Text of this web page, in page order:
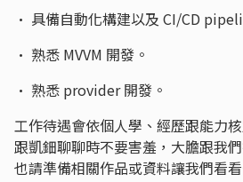
• 具備自動化構建以及 CI/CD
• 熟悉 MVVM 開發。
• 熟悉 provider 開發。
工作待遇會依個人學、經歷跟能力
跟凱鈿聊聊時不要害羞，大膽跟我
也請準備相關作品或資料讓我們看